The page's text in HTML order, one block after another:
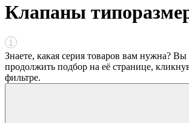
Клапаны
Знаете, какая серия товаров вам нужна?
продолжить подбор на её странице,
фильтре.